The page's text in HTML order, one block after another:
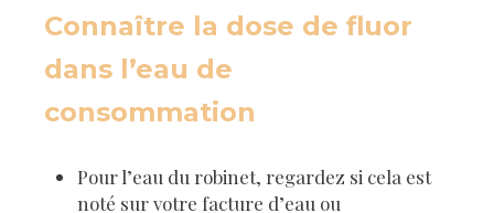
Connaître la dose de fluor
dans l’eau de
consommation
Pour l’eau du robinet, regardez si cela est
noté sur votre facture d’eau ou